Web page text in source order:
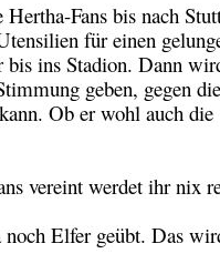
Fans bis nach
für einen
bis ins Stadion. Dann
geben, gegen
Ob er wohl auch die
vereint werdet ihr nix
Elfer geübt. Das